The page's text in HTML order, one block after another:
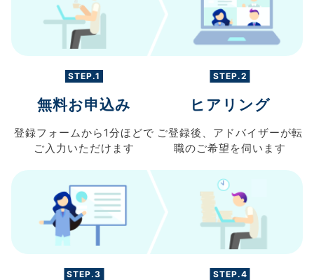
STEP.1
無料お申込み
登録フォームから 1分ほどで
ご入力 いただけます
STEP.2
ヒアリング
ご登録後、 アドバイザーが転
職のご希望を伺います
STEP.3 STEP.4